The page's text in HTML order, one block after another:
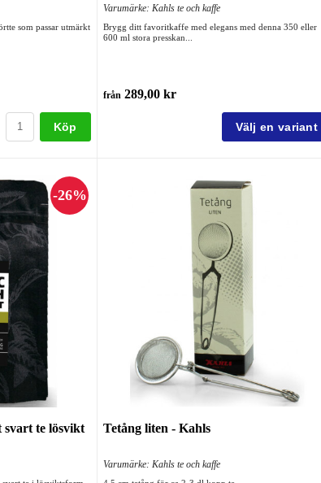
som passar utmärkt
Köp
Varumärke: Kahls te och kaffe
Brygg ditt favoritkaffe med elegans med denna 350 eller
600 ml stora presskan...
från 289,00 kr
svart te lösvikt
Tetång liten - Kahls
Varumärke: Kahls te och kaffe